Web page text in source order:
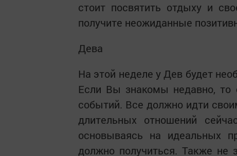
стоит посвятить отдыху и
получите неожиданные
Дева
На этой неделе у Дев будет
Если Вы знакомы недавно, то
событий. Все должно идти
длительных отношений
основываясь на идеальных
должно получиться. Также не